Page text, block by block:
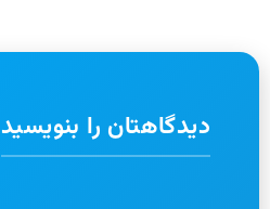
دیدگاهتان را بنویسید